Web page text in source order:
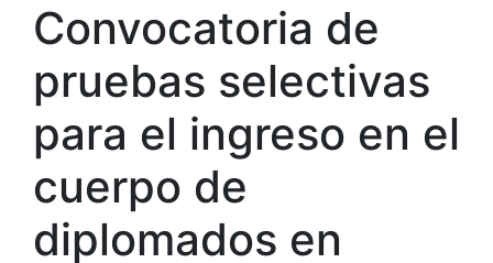
Convocatoria de
pruebas selectivas
para el ingreso en el
cuerpo de
diplomados en